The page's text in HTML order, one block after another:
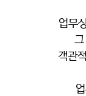
업무
객관